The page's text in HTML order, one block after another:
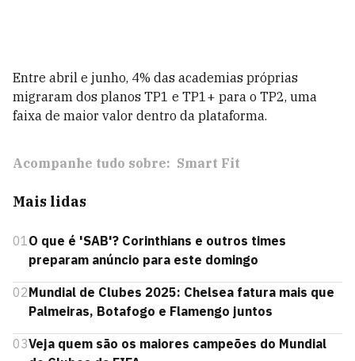
Entre abril e junho, 4% das academias próprias
migraram dos planos TP1 e TP1+ para o TP2, uma
faixa de maior valor dentro da plataforma.
Acompanhe tudo sobre: Smart Fit
Mais lidas
01 O que é 'SAB'? Corinthians e outros times
preparam anúncio para este domingo
02Mundial de Clubes 2025: Chelsea fatura mais que
Palmeiras, Botafogo e Flamengo juntos
03Veja quem são os maiores campeões do Mundial